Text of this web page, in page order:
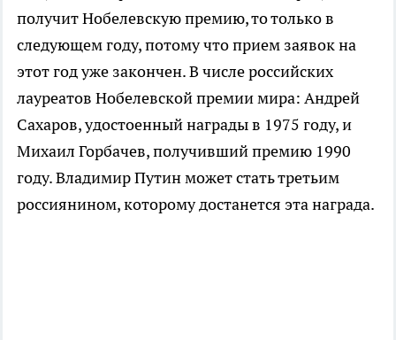
получит Нобелевскую премию, то только в
следующем году, потому что прием заявок на
этот год уже закончен. В числе российских
лауреатов Нобелевской премии мира: Андрей
Сахаров, удостоенный награды в 1975 году, и
Михаил Горбачев, получивший премию 1990
году. Владимир Путин может стать третьим
россиянином, которому достанется эта награда.